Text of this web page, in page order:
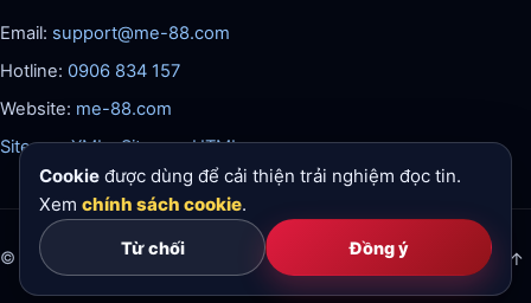
Email: support@me-88.com
Hotline: 0906 834 157
Website: me-88.com
Sitemap XML·Sitemap HTML
© 2026 me-88. All rights reserved. Lên đầu ↑
Cookie được dùng để cải thiện trải nghiệm đọc tin.
Xem chính sách cookie.
Từ chối Đồng ý